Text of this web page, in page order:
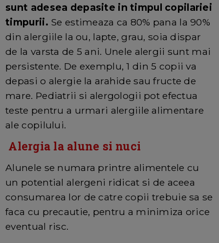
sunt adesea depasite in timpul copilariei
timpurii. Se estimeaza ca 80% pana la 90%
din alergiile la ou, lapte, grau, soia dispar
de la varsta de 5 ani. Unele alergii sunt mai
persistente. De exemplu, 1 din 5 copii va
depasi o alergie la arahide sau fructe de
mare. Pediatrii si alergologii pot efectua
teste pentru a urmari alergiile alimentare
ale copilului.
Alergia la alune si nuci
Alunele se numara printre alimentele cu
un potential alergeni ridicat si de aceea
consumarea lor de catre copii trebuie sa se
faca cu precautie, pentru a minimiza orice
eventual risc.